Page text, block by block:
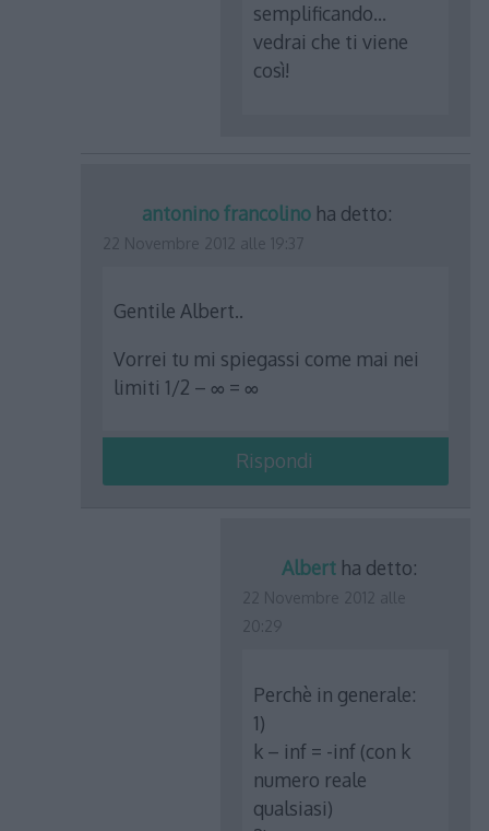
semplificando…
vedrai che ti viene
così!
antonino francolino ha detto:
Gentile Albert..
Vorrei tu mi spiegassi come mai nei
limiti 1/2 – ∞ = ∞
Rispondi
Albert ha detto:
Perchè in generale:
1)
k – inf = -inf (con k
numero reale
qualsiasi)